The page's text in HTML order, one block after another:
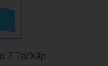
7 Tờ/Xấp